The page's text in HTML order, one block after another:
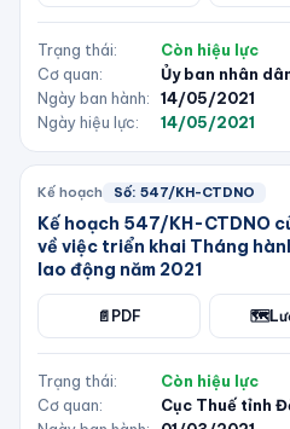
Trạng thái:
Còn hiệu lực
Cơ quan:
Ủy ban nhân
Ngày ban hành:
14/05/2021
Ngày hiệu lực:
14/05/2021
Kế hoạch Số: 547/KH-CTDNO
Kế hoạch 547/KH-CTDNO
về việc triển khai Tháng
lao động năm 2021
📄 PDF 🗺️
Trạng thái:
Còn hiệu lực
Cơ quan:
Cục Thuế tỉnh